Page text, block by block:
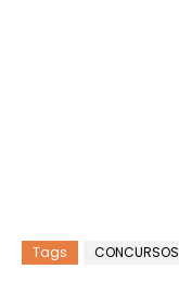
Tags CONCURSOS